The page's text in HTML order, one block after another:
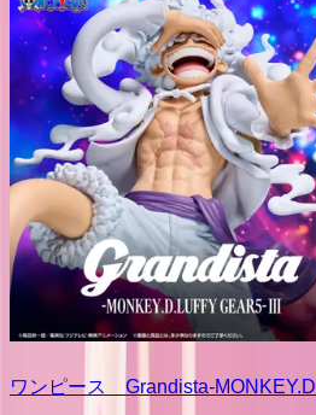
ワンピース Grandista-